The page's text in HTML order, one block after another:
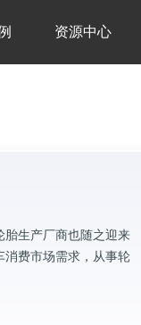
资源中心
胎生产厂商也随之迎来
消费市场需求，从事轮